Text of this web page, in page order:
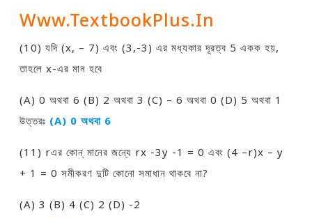
Www.TextbookPlus.in
(10) যদি (x, – 7) এবং (3,-3) এর মধ্যকার দূরত্ব 5 একক হয়,
তাহলে x-এর মান হবে
(A) 0 অথবা 6 (B) 2 অথবা 3 (C) – 6 অথবা 0 (D) 5 অথবা 1
উত্তরঃ (A) 0 অথবা 6
(11) rএর কোন্ মানের জন্যে rx -3y -1 = 0 এবং (4 –r)x – y
+ 1 = 0 সমীকরণ দুটি কোনাে সমাধান থাকবে না?
(A) 3 (B) 4 (C) 2 (D) -2